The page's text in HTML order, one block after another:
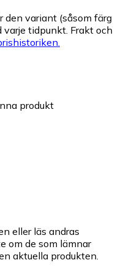
den variant (såsom färg
tidpunkt. Frakt och
produkt
eller läs andras
om de som lämnar
aktuella produkten.